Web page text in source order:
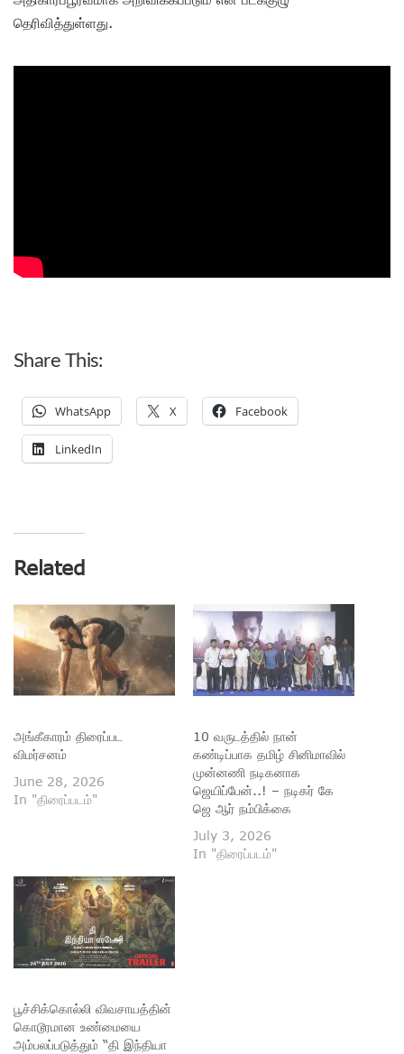
தெரிவித்துள்ளது.
Share This:
WhatsApp X Facebook
LinkedIn
Related
அங்கீகாரம் திரைப்பட
விமர்சனம்
June 28, 2026
In "திரைப்படம்"
10 வருடத்தில் நான்
கண்டிப்பாக தமிழ் சினிமாவில்
முன்னணி நடிகனாக
ஜெயிப்பேன்..! – நடிகர் கே
ஜெ ஆர் நம்பிக்கை
July 3, 2026
In "திரைப்படம்"
பூச்சிக்கொல்லி விவசாயத்தின்
கொடூரமான உண்மையை
அம்பலப்படுத்தும் “தி இந்தியா